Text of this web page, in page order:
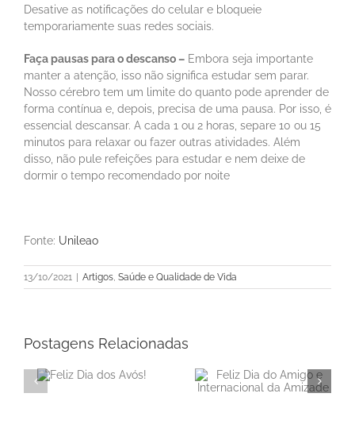
Desative as notificações do celular e bloqueie
temporariamente suas redes sociais.
Faça pausas para o descanso – Embora seja importante
manter a atenção, isso não significa estudar sem parar.
Nosso cérebro tem um limite do quanto pode aprender de
forma contínua e, depois, precisa de uma pausa. Por isso, é
essencial descansar. A cada 1 ou 2 horas, separe 10 ou 15
minutos para relaxar ou fazer outras atividades. Além
disso, não pule refeições para estudar e nem deixe de
dormir o tempo recomendado por noite
Fonte: Unileao
13/10/2021 | Artigos Saúde e Qualidade de Vida
Postagens Relacionadas
Feliz Dia do Amigo e
Disciplina é a chave